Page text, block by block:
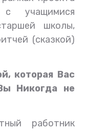
учащимися
школы,
(сказкой)
которая Вас
Никогда не
работник